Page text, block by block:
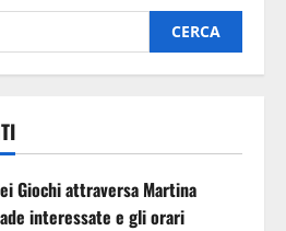
Giochi attraversa Martina
interessate e gli orari